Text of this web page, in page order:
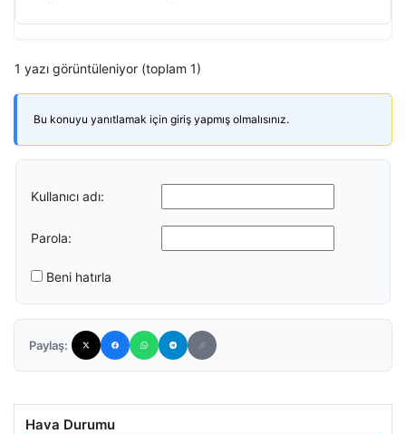
1 yazı görüntüleniyor (toplam 1)
Bu konuyu yanıtlamak için giriş yapmış olmalısınız.
Kullanıcı adı:
Parola:
Beni hatırla
Paylaş:
Hava Durumu